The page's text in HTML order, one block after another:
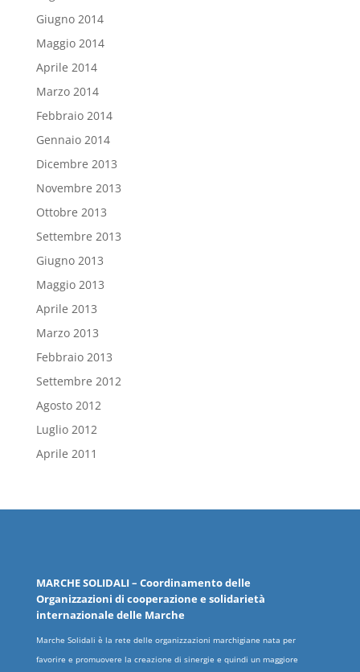
Giugno 2014
Maggio 2014
Aprile 2014
Marzo 2014
Febbraio 2014
Gennaio 2014
Dicembre 2013
Novembre 2013
Ottobre 2013
Settembre 2013
Giugno 2013
Maggio 2013
Aprile 2013
Marzo 2013
Febbraio 2013
Settembre 2012
Agosto 2012
Luglio 2012
Aprile 2011
MARCHESOLIDALI– Coordinamento delle
Organizzazioni di cooperazione e solidarietà
internazionale delle Marche
Marche Solidali è la rete delle organizzazioni marchigiane nata per
favorire e promuovere la creazione di sinergie e quindi un maggiore